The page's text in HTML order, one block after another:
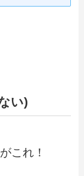
い)
これ！